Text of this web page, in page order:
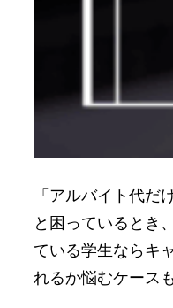
「アルバイト代だ
と困っているとき
ている学生ならキ
れるか悩むケース